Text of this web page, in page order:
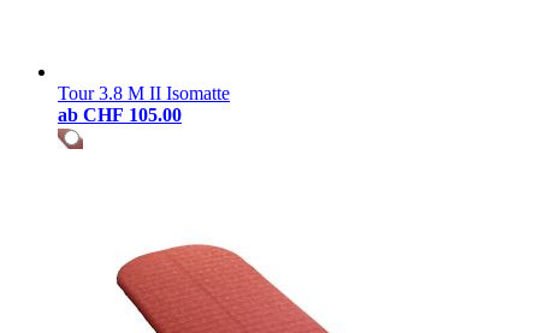
Tour 3.8 M II Isomatte
ab CHF 105.00